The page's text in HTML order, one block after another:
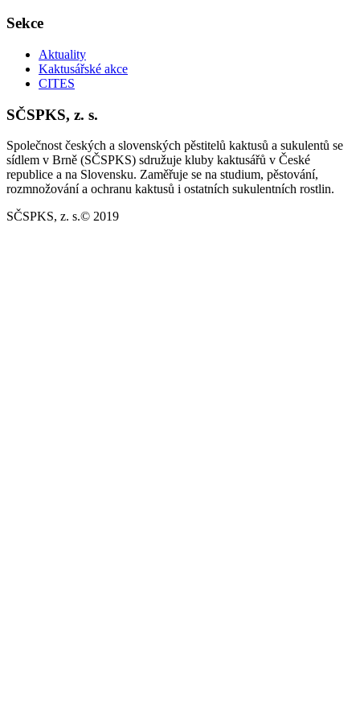
Sekce
Aktuality
Kaktusářské akce
CITES
SČSPKS, z. s.
Společnost českých a slovenských pěstitelů kaktusů a sukulentů se
sídlem v Brně (SČSPKS) sdružuje kluby kaktusářů v České
republice a na Slovensku. Zaměřuje se na studium, pěstování,
rozmnožování a ochranu kaktusů i ostatních sukulentních rostlin.
SČSPKS, z. s.© 2019